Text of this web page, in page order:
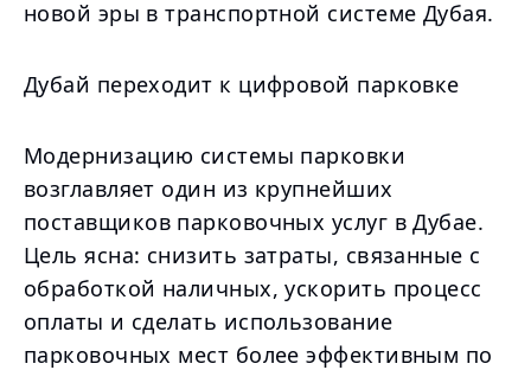
новой эры в транспортной системе Дубая.
Дубай переходит к цифровой парковке
Модернизацию системы парковки
возглавляет один из крупнейших
поставщиков парковочных услуг в Дубае.
Цель ясна: снизить затраты, связанные с
обработкой наличных, ускорить процесс
оплаты и сделать использование
парковочных мест более эффективным по